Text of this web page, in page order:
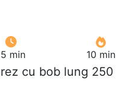
min 10 min
cu bob lung 250